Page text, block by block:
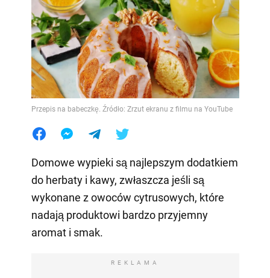
Przepis na babeczkę. Źródło: Zrzut ekranu z filmu na YouTube
Domowe wypieki są najlepszym dodatkiem
do herbaty i kawy, zwłaszcza jeśli są
wykonane z owoców cytrusowych, które
nadają produktowi bardzo przyjemny
aromat i smak.
REKLAMA